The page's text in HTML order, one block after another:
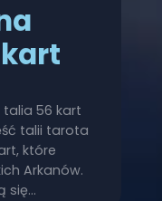
talia 56 kart
talii tarota
które
Arkanów.
się…